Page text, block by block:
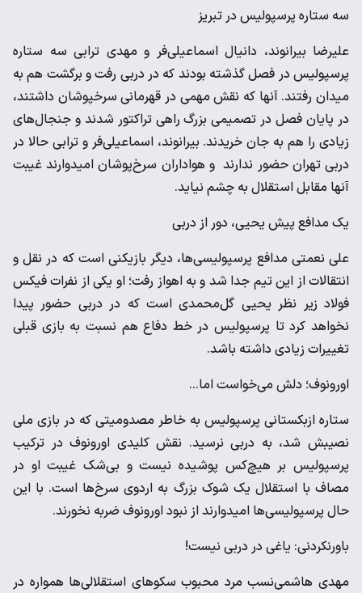
سه ستاره پرسپولیس در تبریز
علیرضا بیرانوند، دانیال اسماعیلی‌فر و مهدی ترابی سه ستاره
پرسپولیس در فصل گذشته بودند که در دربی رفت و برگشت هم به
میدان رفتند. آنها که نقش مهمی در قهرمانی سرخپوشان داشتند،
در پایان فصل در تصمیمی بزرگ راهی تراکتور شدند و جنجال‌های
زیادی را هم به جان خریدند. بیرانوند، اسماعیلی‌فر و ترابی حالا در
دربی تهران حضور ندارند و هواداران سرخ‌پوشان امیدوارند غیبت
آنها مقابل استقلال به چشم نیاید.
یک مدافع پیش یحیی، دور از دربی
علی نعمتی مدافع پرسپولیسی‌ها، دیگر بازیکنی است که در نقل و
انتقالات از این تیم جدا شد و به اهواز رفت؛ او یکی از نفرات فیکس
فولاد زیر نظر یحیی گل‌محمدی است که در دربی حضور پیدا
نخواهد کرد تا پرسپولیس در خط دفاع هم نسبت به بازی قبلی
تغییرات زیادی داشته باشد.
اورونوف؛ دلش می‌خواست اما...
ستاره ازبکستانی پرسپولیس به خاطر مصدومیتی که در بازی ملی
نصیبش شد، به دربی نرسید. نقش کلیدی اورونوف در ترکیب
پرسپولیس بر هیچ‌کس پوشیده نیست و بی‌شک غیبت او در
مصاف با استقلال یک شوک بزرگ به اردوی سرخ‌ها است. با این
حال پرسپولیسی‌ها امیدوارند از نبود اورونوف ضربه نخورند.
باورنکردنی: یاغی در دربی نیست!
مهدی هاشمی‌نسب مرد محبوب سکوهای استقلالی‌ها همواره در